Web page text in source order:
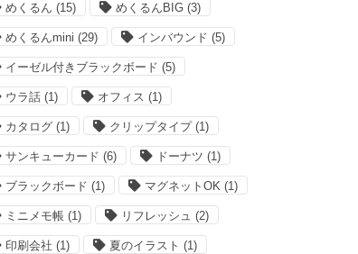
めくるん (15) めくるんBIG (3)
めくるんmini (29) インバウンド (5)
イーゼル付きブラックボード (5)
ウラ話 (1) オフィス (1)
カタログ (1) クリップタイプ(1)
サンキューカード (6) ドーナツ (1)
ブラックボード (1) マグネットOK (1)
ミニメモ帳 (1) リフレッシュ (2)
印刷会社 (1) 夏のイラスト (1)